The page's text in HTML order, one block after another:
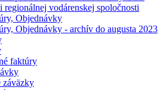
regionálnej vodárenskej spoločnosti
Objednávky
Objednávky - archív do augusta 2023
faktúry
záväzky